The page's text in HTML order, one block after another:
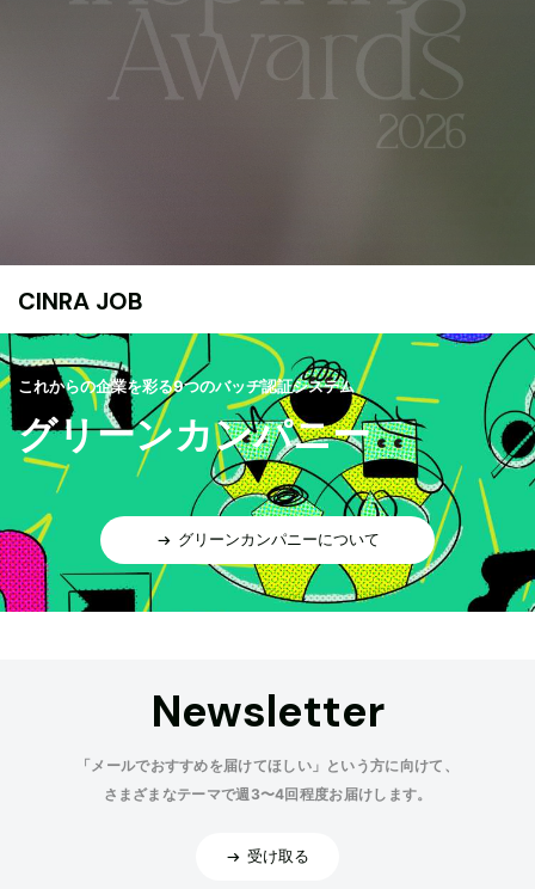
CINRA JOB
これからの企業を彩る9つのバッヂ認証システム
グリーンカンパニー
グリーンカンパニーについて
Newsletter
「メールでおすすめを届けてほしい」という方に向けて、
さまざまなテーマで週3〜4回程度お届けします。
受け取る